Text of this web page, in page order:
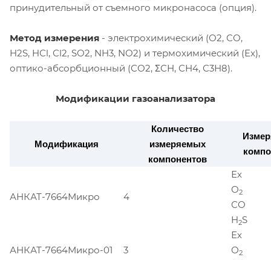
принудительный от съемного микронасоса (опция).
Метод измерения - электрохимический (О2, СО,
H2S, HСl, Сl2, SО2, NH3, NО2) и термохимический (Ex),
оптико-абсорбционный (СО2, ΣСН, СН4, С3Н8).
Модификации газоанализатора
Модификация
Количество
измеряемых
компонентов
АНКАТ-7664Микро 4
Ех
О2
СО
H2S
АНКАТ-7664Микро-01 3
Ех
О2